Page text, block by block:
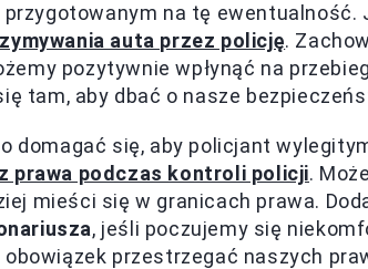
na tę ewentualność.
auta przez policję.
pozytywnie wpłynąć na
tam, aby dbać o nasze
domagać się, aby policjant
prawa podczas kontroli policji.
mieści się w granicach prawa.
, jeśli poczujemy się
przestrzegać naszych